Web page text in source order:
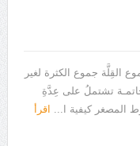
القِلَّة جموع الكثرة لغير
تشتملُ على عِدَّةِ
المصغر كيفية ا...
اقرأ